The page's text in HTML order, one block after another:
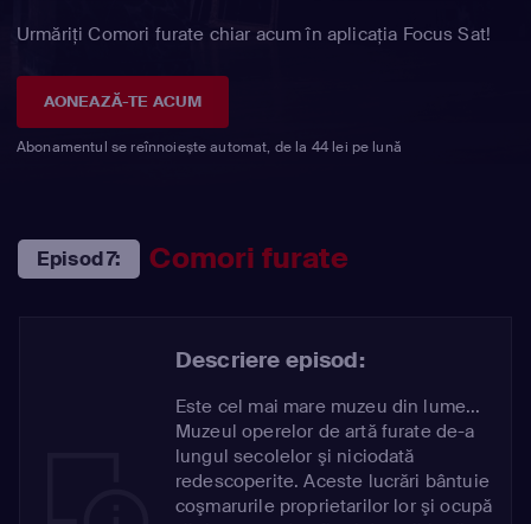
Urmăriți Comori furate chiar acum în aplicația Focus Sat!
AONEAZĂ-TE ACUM
Abonamentul se reînnoiește automat, de la 44 lei pe lună
Episod 7: Comori furate
Descriere episod:
Este cel mai mare muzeu din lume...
Muzeul operelor de artă furate de-a
lungul secolelor şi niciodată
redescoperite. Aceste lucrări bântuie
coşmarurile proprietarilor lor şi ocupă